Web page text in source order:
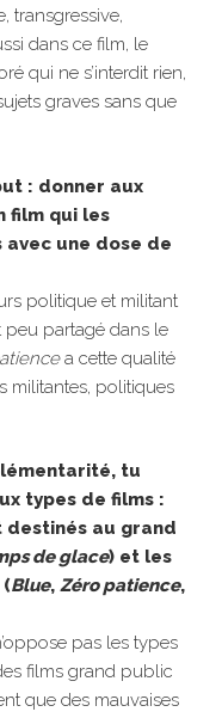
transgressive,
dans ce film, le
qui ne s’interdit rien,
graves sans que
: donner aux
film qui les
une dose de
politique et militant
peu partagé dans le
a cette qualité
militantes, politiques
tu
types de films :
destinés au grand
de glace) et les
Blue, Zéro patience,
pas les types
films grand public
que des mauvaises